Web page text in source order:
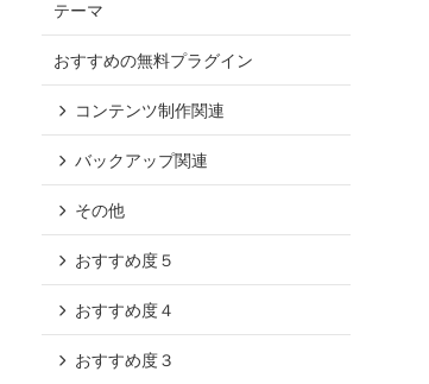
テーマ
おすすめの無料プラグイン
コンテンツ制作関連
バックアップ関連
その他
おすすめ度５
おすすめ度４
おすすめ度３